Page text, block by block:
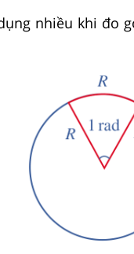
nhiều khi đo